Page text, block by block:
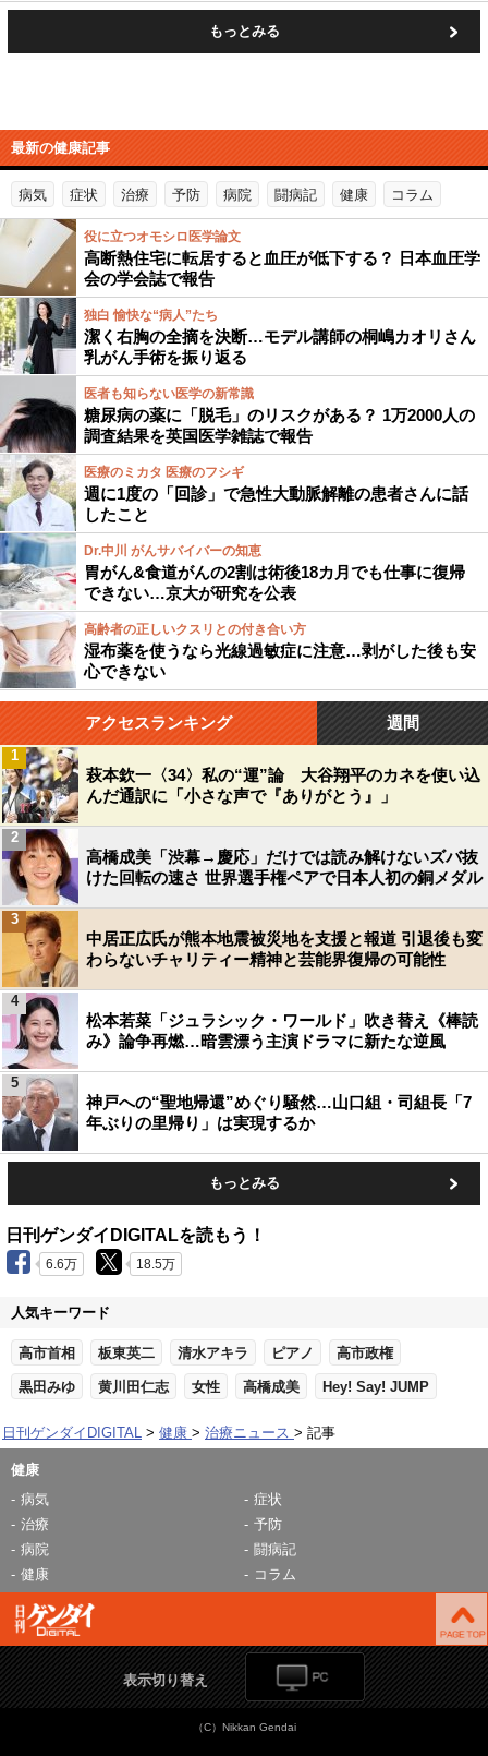
もっとみる
最新の健康記事
病気 症状 治療 予防 病院 闘病記 健康 コラム
役に立つオモシロ医学論文
高断熱住宅に転居すると血圧が低下する？ 日本血圧学
会の学会誌で報告
独白 愉快な“病人”たち
潔く右胸の全摘を決断…モデル講師の桐嶋カオリさん
乳がん手術を振り返る
医者も知らない医学の新常識
糖尿病の薬に「脱毛」のリスクがある？ 1万2000人の
調査結果を英国医学雑誌で報告
医療のミカタ 医療のフシギ
週に1度の「回診」で急性大動脈解離の患者さんに話
したこと
Dr.中川 がんサバイバーの知恵
胃がん&食道がんの2割は術後18カ月でも仕事に復帰
できない…京大が研究を公表
高齢者の正しいクスリとの付き合い方
湿布薬を使うなら光線過敏症に注意…剥がした後も安
心できない
アクセスランキング 週間
萩本欽一〈34〉私の“運”論 大谷翔平のカネを使い込
んだ通訳に「小さな声で『ありがとう』」
1
高橋成美「渋幕→慶応」だけでは読み解けないズバ抜
けた回転の速さ 世界選手権ペアで日本人初の銅メダル
2
中居正広氏が熊本地震被災地を支援と報道 引退後も変
わらないチャリティー精神と芸能界復帰の可能性
3
松本若菜「ジュラシック・ワールド」吹き替え《棒読
み》論争再燃…暗雲漂う主演ドラマに新たな逆風
4
神戸への“聖地帰還”めぐり騒然…山口組・司組長「7
年ぶりの里帰り」は実現するか
5
もっとみる
日刊ゲンダイDIGITALを読もう！
6.6万 18.5万
人気キーワード
高市首相 板東英二 清水アキラ ピアノ 高市政権
黒田みゆ 黄川田仁志 女性 高橋成美 Hey! Say! JUMP
日刊ゲンダイDIGITAL 健康 治療ニュース 記事
健康
病気
症状
治療
予防
病院
闘病記
健康
コラム
表示切り替え
（C）Nikkan Gendai